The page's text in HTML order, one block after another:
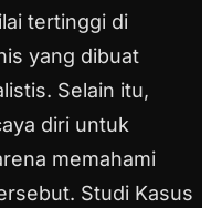
tertinggi di
yang dibuat
Selain itu,
diri untuk
memahami
Studi Kasus